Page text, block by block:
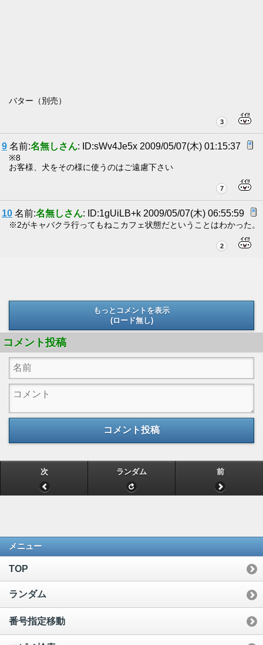
バター（別売）
3
9 名前:名無しさん: ID:sWv4Je5x 2009/05/07(木) 01:15:37
※8
お客様、犬をその様に使うのはご遠慮下さい
7
10 名前:名無しさん: ID:1gUiLB+k 2009/05/07(木) 06:55:59
※2がキャバクラ行ってもねこカフェ状態だということはわかった。
2
もっとコメントを表示
(ロード無し)
コメント投稿
コメント投稿
次 ランダム 前
メニュー
TOP
ランダム
番号指定移動